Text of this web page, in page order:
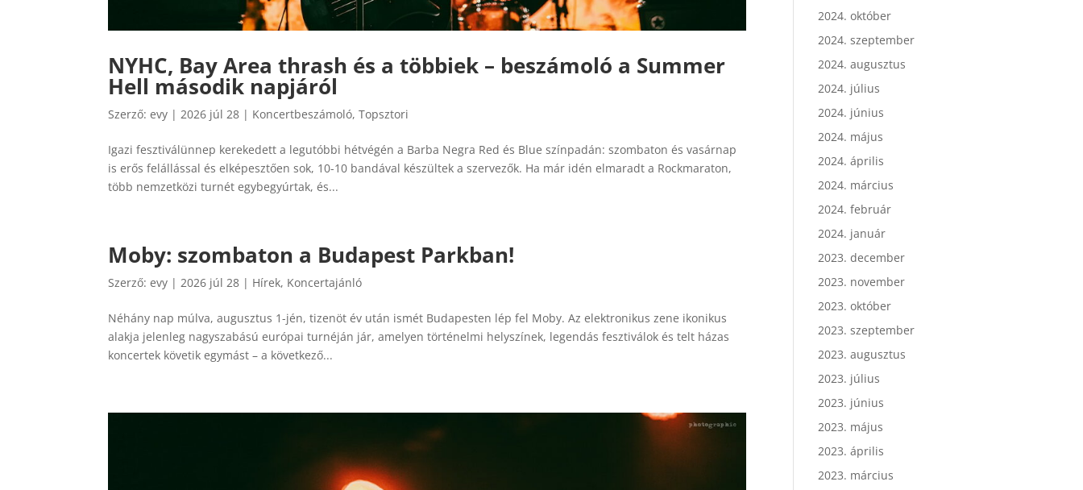
NYHC, Bay Area thrash és a többiek – beszámoló a Summer
Hell második napjáról
Szerző:evy |2026 júl 28 | Koncertbeszámoló,Topsztori
Igazi fesztiválünnep kerekedett a legutóbbi hétvégén a Barba Negra Red és Blue színpadán: szombaton és vasárnap
is erős felállással és elképesztően sok, 10-10 bandával készültek a szervezők. Ha már idén elmaradt a Rockmaraton,
több nemzetközi turnét egybegyúrtak, és...
Moby: szombaton a Budapest Parkban!
Szerző:evy |2026 júl 28 | Hírek, Koncertajánló
Néhány nap múlva, augusztus 1-jén, tizenöt év után ismét Budapesten lép fel Moby. Az elektronikus zene ikonikus
alakja jelenleg nagyszabású európai turnéján jár, amelyen történelmi helyszínek, legendás fesztiválok és telt házas
koncertek követik egymást – a következő...
2024. október
2024. szeptember
2024. augusztus
2024. július
2024. június
2024. május
2024. április
2024. március
2024. február
2024. január
2023. december
2023. november
2023. október
2023. szeptember
2023. augusztus
2023. július
2023. június
2023. május
2023. április
2023. március